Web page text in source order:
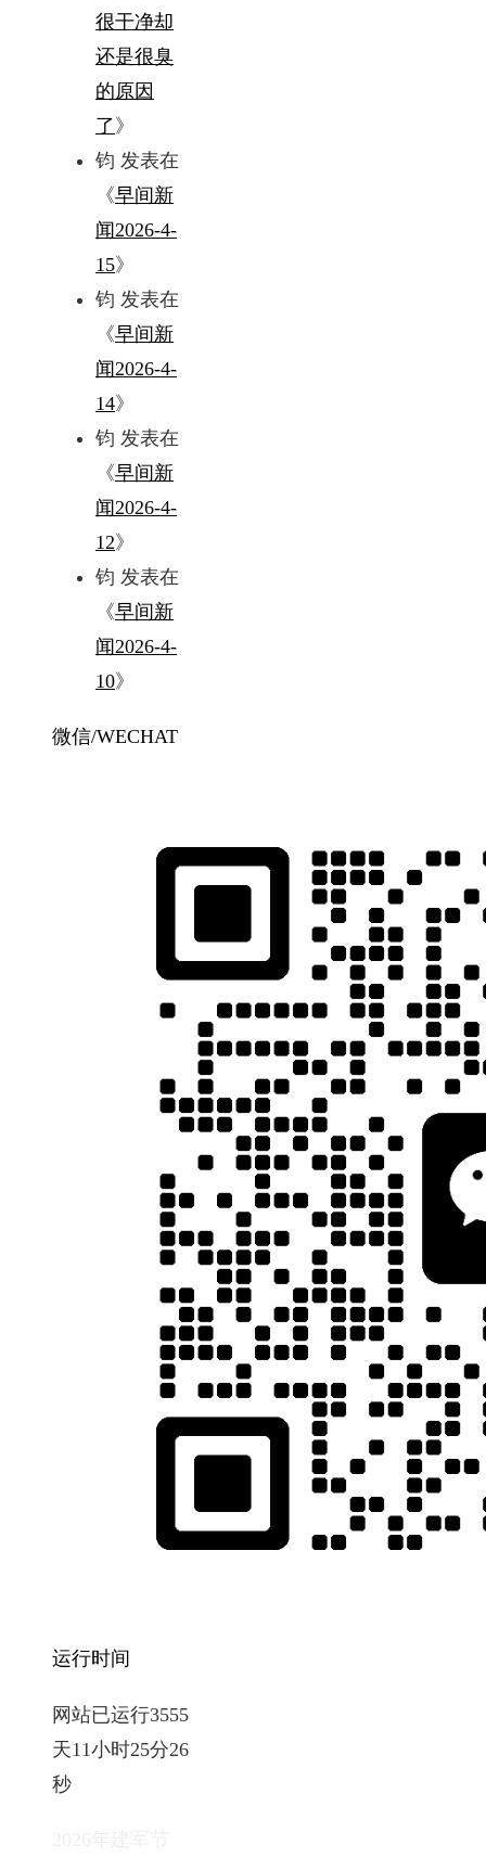
很干净却
还是很臭
的原因
了 》
钧 发表在
《早间新
闻2026-4-
15》
钧 发表在
《早间新
闻2026-4-
14》
钧 发表在
《早间新
闻2026-4-
12》
钧 发表在
《早间新
闻2026-4-
10》
微信/WECHAT
运行时间
网站已运行3555
天11小时25分26
秒